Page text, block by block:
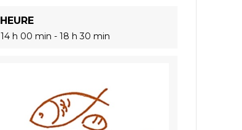
HEURE
14 h 00 min - 18 h 30 min